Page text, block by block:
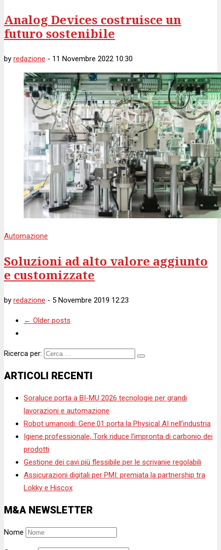
Analog Devices costruisce un
futuro sostenibile
by redazione - 11 Novembre 2022 10:30
Automazione
Soluzioni ad alto valore aggiunto
e customizzate
by redazione - 5 Novembre 2019 12:23
← Older posts
Ricerca per:
ARTICOLI RECENTI
Soraluce porta a BI-MU 2026 tecnologie per grandi
lavorazioni e automazione
Robot umanoidi: Gene.01 porta la Physical AI nell’industria
Igiene professionale, Tork riduce l’impronta di carbonio dei
prodotti
Gestione dei cavi più flessibile per le scrivanie regolabili
Assicurazioni digitali per PMI: premiata la partnership tra
Lokky e Hiscox
M&A NEWSLETTER
Nome